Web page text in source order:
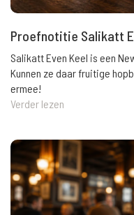
Proefnotitie Salikatt
Salikatt Even Keel is een
Kunnen ze daar fruitige
ermee!
Verder lezen